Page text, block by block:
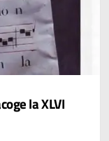
la XLVI